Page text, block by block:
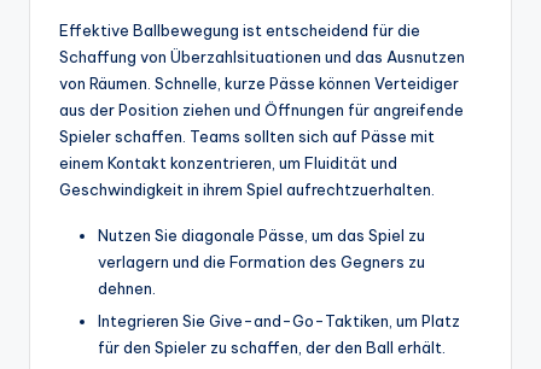
Effektive Ballbewegung ist entscheidend für die
Schaffung von Überzahlsituationen und das Ausnutzen
von Räumen. Schnelle, kurze Pässe können Verteidiger
aus der Position ziehen und Öffnungen für angreifende
Spieler schaffen. Teams sollten sich auf Pässe mit
einem Kontakt konzentrieren, um Fluidität und
Geschwindigkeit in ihrem Spiel aufrechtzuerhalten.
Nutzen Sie diagonale Pässe, um das Spiel zu
verlagern und die Formation des Gegners zu
dehnen.
Integrieren Sie Give-and-Go-Taktiken, um Platz
für den Spieler zu schaffen, der den Ball erhält.